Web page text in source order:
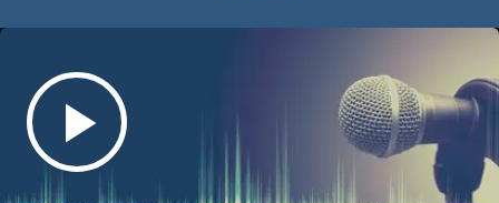
ARCHIVES
play_arrow